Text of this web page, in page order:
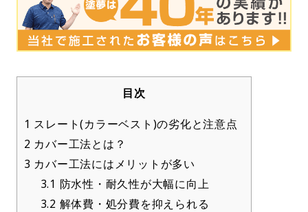
目次
1 スレート(カラーベスト)の劣化と注意点
2 カバー工法とは？
3 カバー工法にはメリットが多い
3.1 防水性・耐久性が大幅に向上
3.2 解体費・処分費を抑えられる